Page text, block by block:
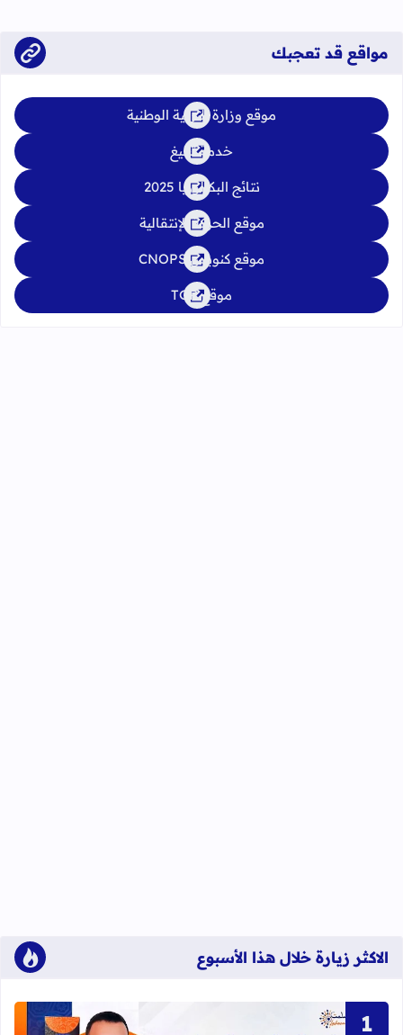
مواقع قد تعجبك
موقع وزارة التربية الوطنية
خدمة تبليغ
نتائج البكالوريا 2025
موقع الحركة الإنتقالية
موقع كنوبس CNOPS
موقع TGR
الاكثر زيارة خلال هذا الأسبوع